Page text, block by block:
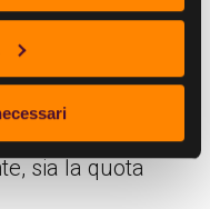
essere
aziendale, ma
in busta paga
a un certo
e
verranno rilevati
sia la quota